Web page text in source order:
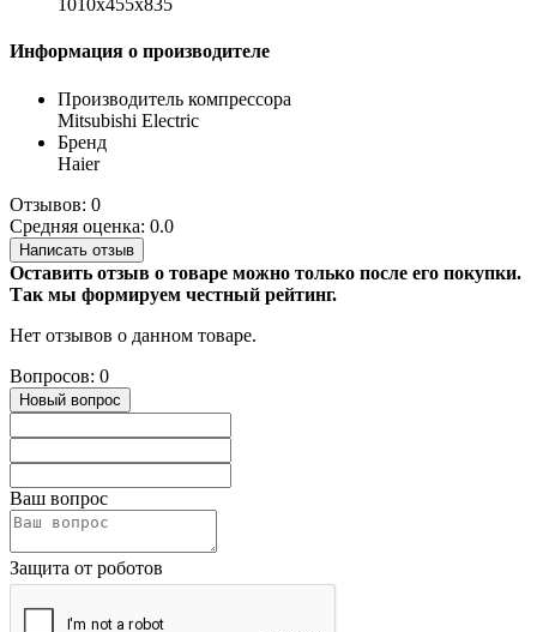
1010x455x835
Информация о производителе
Производитель компрессора
Mitsubishi Electric
Бренд
Haier
Отзывов: 0
Средняя оценка: 0.0
Написать отзыв
Оставить отзыв о товаре можно только после его покупки.
Так мы формируем честный рейтинг.
Нет отзывов о данном товаре.
Вопросов: 0
Новый вопрос
Ваш вопрос
Защита от роботов